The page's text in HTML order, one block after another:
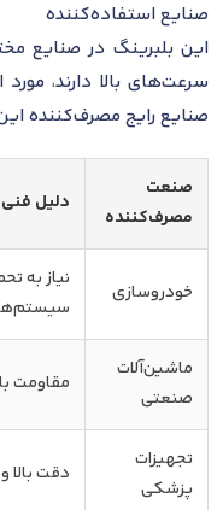
صنایع استفاده‌کننده
این بلبرینگ در صنایع
سرعت‌های بالا دارند،
صنایع رایج مصرف‌کننده
صنعت
مصرف‌کننده
دلیل
خودروسازی
نیاز به
ماشین‌آلات
صنعتی
مقاومت
تجهیزات
پزشکی
دقت بالا